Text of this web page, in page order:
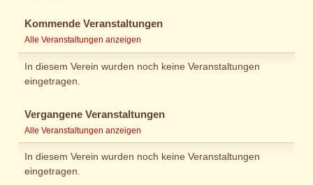
Kommende Veranstaltungen
Alle Veranstaltungen anzeigen
In diesem Verein wurden noch keine Veranstaltungen
eingetragen.
Vergangene Veranstaltungen
Alle Veranstaltungen anzeigen
In diesem Verein wurden noch keine Veranstaltungen
eingetragen.